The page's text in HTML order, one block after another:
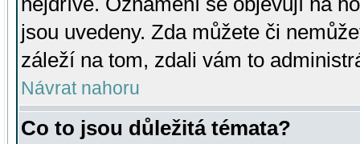
jsou uvedeny. Zda můžete či
záleží na tom, zdali vám to
Návrat nahoru
Co to jsou důležitá témata?